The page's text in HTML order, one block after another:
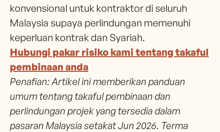
konvensional untuk kontraktor di seluruh
Malaysia supaya perlindungan memenuhi
keperluan kontrak dan Syariah.
Hubungi pakar risiko kami tentang takaful
pembinaan anda
Penafian: Artikel ini memberikan panduan
umum tentang takaful pembinaan dan
perlindungan projek yang tersedia dalam
pasaran Malaysia setakat Jun 2026. Terma